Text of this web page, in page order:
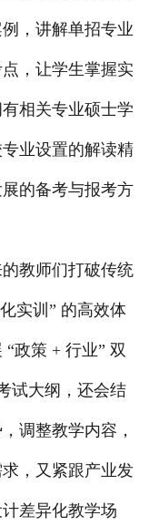
，讲解单招专业
，让学生掌握实
相关专业硕士学
业设置的解读精
的备考与报考方
教师们打破传统
实训” 的高效体
政策 + 行业” 双
试大纲，还会结
调整教学内容，
，又紧跟产业发
差异化教学场